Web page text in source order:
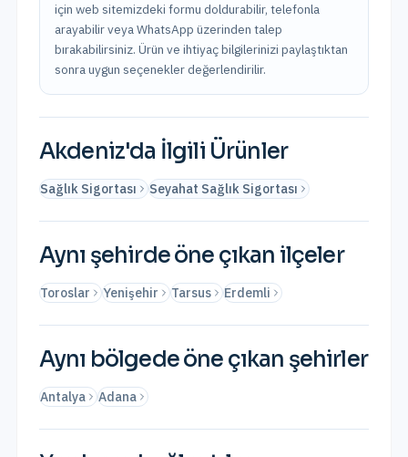
için web sitemizdeki formu doldurabilir, telefonla
arayabilir veya WhatsApp üzerinden talep
bırakabilirsiniz. Ürün ve ihtiyaç bilgilerinizi paylaştıktan
sonra uygun seçenekler değerlendirilir.
Akdeniz'da İlgili Ürünler
Sağlık Sigortası Seyahat Sağlık Sigortası
Aynı şehirde öne çıkan ilçeler
Toroslar Yenişehir Tarsus Erdemli
Aynı bölgede öne çıkan şehirler
Antalya Adana